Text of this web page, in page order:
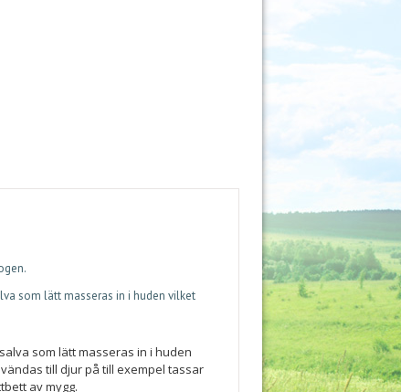
som lätt masseras in i huden vilket
som lätt masseras in i huden
till djur på till exempel tassar
av mygg.